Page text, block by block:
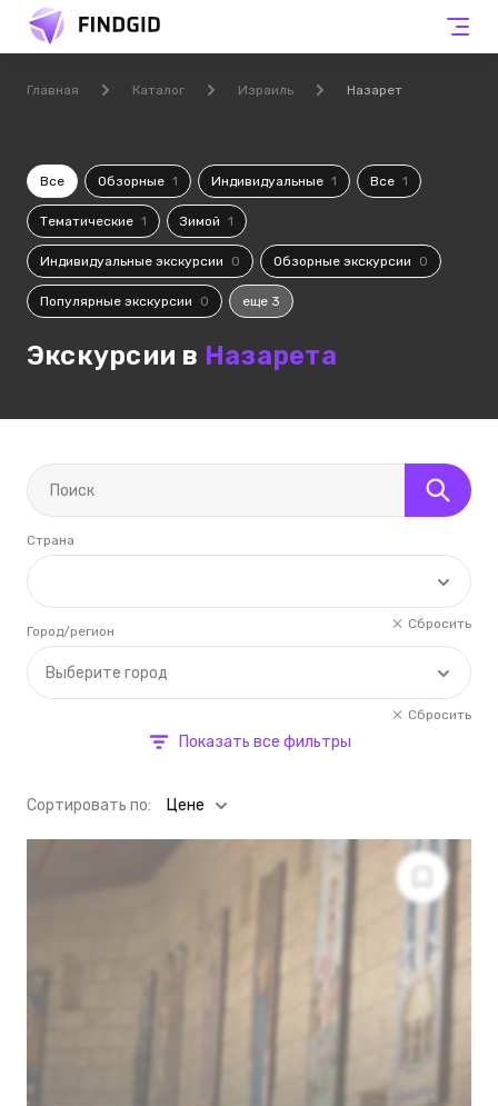
Главная Каталог Израиль Назарет
Все Обзорные 1 Индивидуальные 1 Все 1
Тематические 1 Зимой 1
Индивидуальные экскурсии 0 Обзорные экскурсии 0
Популярные экскурсии 0 еще 3
Экскурсии в Назарета
Страна
Сбросить
Выберите город
Город/регион
Сбросить
Показать все фильтры
Cортировать по: Цене